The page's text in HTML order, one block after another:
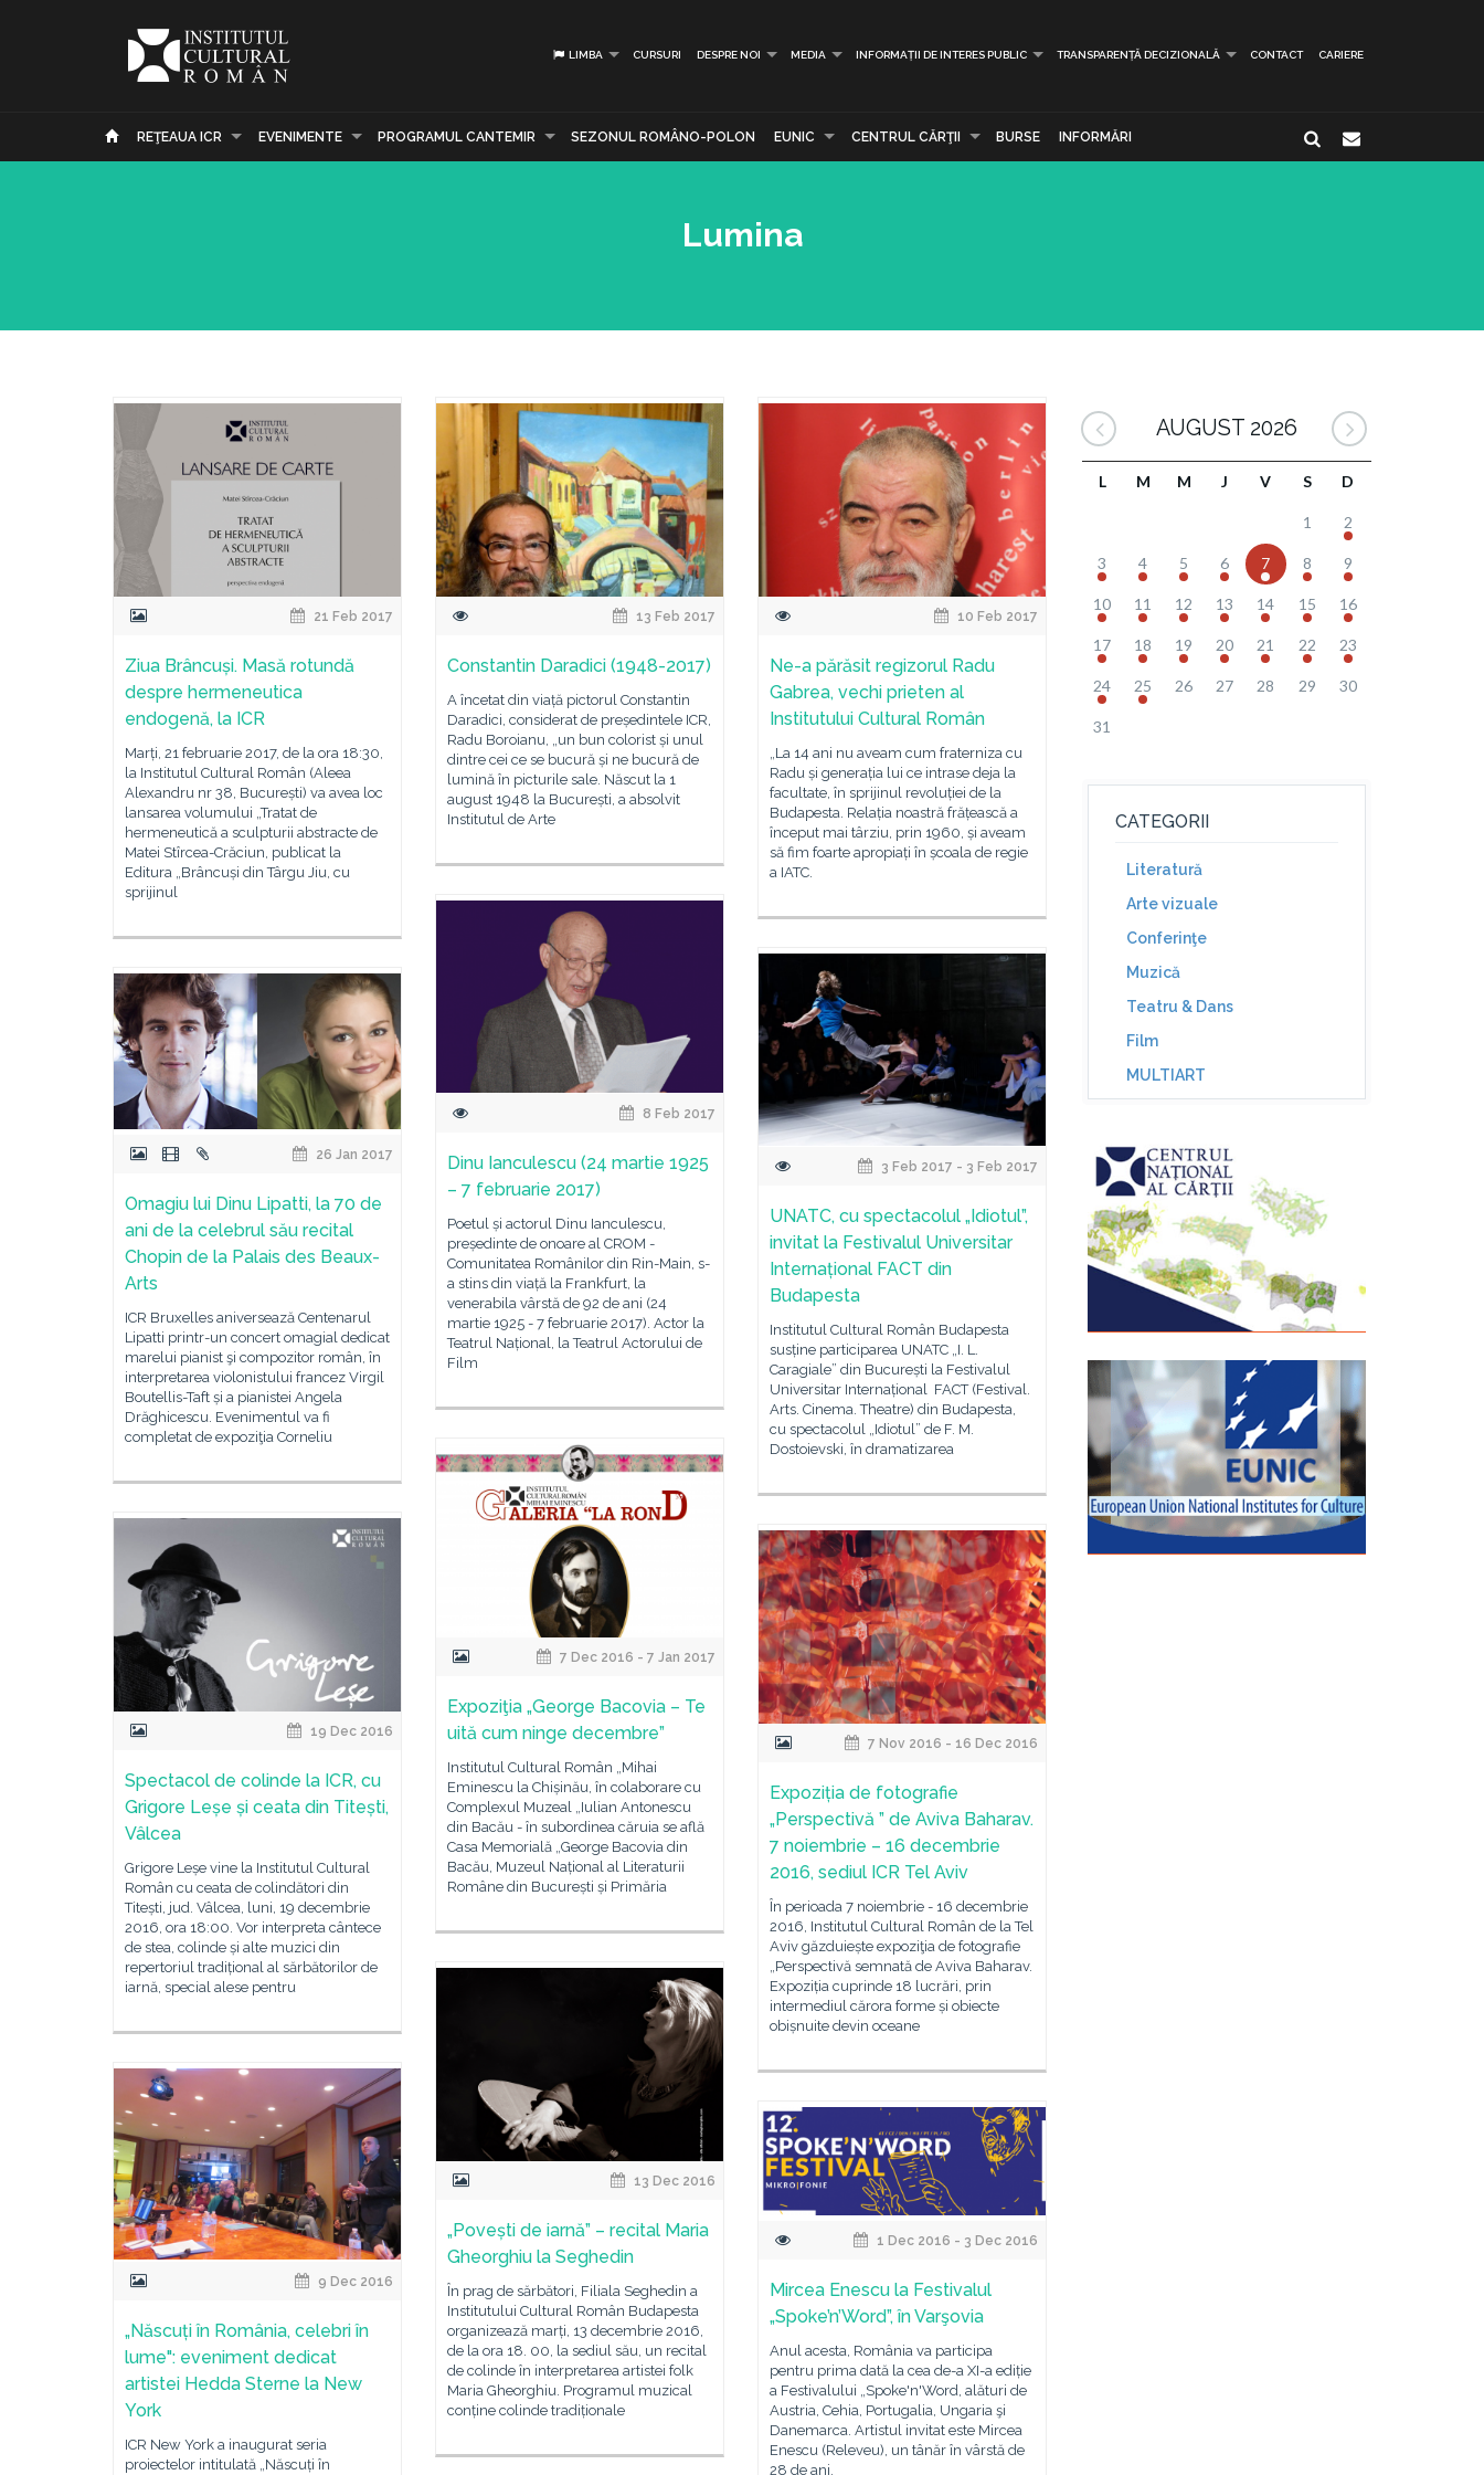
LIMBA CURSURI DESPRE NOI MEDIA INFORMAȚII DE INTERES PUBLIC TRANSPARENȚĂ DECIZIONALĂ CONTACT CARIERE
REŢEAUA ICR EVENIMENTE PROGRAMUL CANTEMIR SEZONUL ROMÂNO-POLON EUNIC CENTRUL CĂRŢII BURSE INFORMĂRI
Lumina
21 Feb 2017
Ziua Brâncuși. Masă rotundă
despre hermeneutica
endogenă, la ICR
Marți, 21 februarie 2017, de la ora 18:30,
la Institutul Cultural Român (Aleea
Alexandru nr 38, București) va avea loc
lansarea volumului „Tratat de
hermeneutică a sculpturii abstracte de
Matei Stîrcea-Crăciun, publicat la
Editura „Brâncuși din Târgu Jiu, cu
sprijinul
13 Feb 2017
Constantin Daradici (1948-2017)
A încetat din viață pictorul Constantin
Daradici, considerat de președintele ICR,
Radu Boroianu, „un bun colorist și unul
dintre cei ce se bucură și ne bucură de
lumină în picturile sale. Născut la 1
august 1948 la București, a absolvit
Institutul de Arte
10 Feb 2017
Ne-a părăsit regizorul Radu
Gabrea, vechi prieten al
Institutului Cultural Român
„La 14 ani nu aveam cum fraterniza cu
Radu și generația lui ce intrase deja la
facultate, în sprijinul revoluției de la
Budapesta. Relația noastră frățească a
început mai târziu, prin 1960, și aveam
să fim foarte apropiați în școala de regie
a IATC.
8 Feb 2017
Dinu Ianculescu (24 martie 1925
– 7 februarie 2017)
Poetul și actorul Dinu Ianculescu,
președinte de onoare al CROM -
Comunitatea Românilor din Rin-Main, s-
a stins din viață la Frankfurt, la
venerabila vârstă de 92 de ani (24
martie 1925 - 7 februarie 2017). Actor la
Teatrul Național, la Teatrul Actorului de
Film
3 Feb 2017 - 3 Feb 2017
UNATC, cu spectacolul „Idiotul”,
invitat la Festivalul Universitar
Internațional FACT din
Budapesta
Institutul Cultural Român Budapesta
susține participarea UNATC „I. L.
Caragiale” din București la Festivalul
Universitar Internațional FACT (Festival.
Arts. Cinema. Theatre) din Budapesta,
cu spectacolul „Idiotul” de F. M.
Dostoievski, în dramatizarea
26 Jan 2017
Omagiu lui Dinu Lipatti, la 70 de
ani de la celebrul său recital
Chopin de la Palais des Beaux-
Arts
ICR Bruxelles aniversează Centenarul
Lipatti printr-un concert omagial dedicat
marelui pianist şi compozitor român, în
interpretarea violonistului francez Virgil
Boutellis-Taft și a pianistei Angela
Drăghicescu. Evenimentul va fi
completat de expoziţia Corneliu
7 Dec 2016 - 7 Jan 2017
Expoziţia „George Bacovia – Te
uită cum ninge decembre”
Institutul Cultural Român „Mihai
Eminescu la Chișinău, în colaborare cu
Complexul Muzeal „Iulian Antonescu
din Bacău - în subordinea căruia se află
Casa Memorială „George Bacovia din
Bacău, Muzeul Național al Literaturii
Române din București și Primăria
19 Dec 2016
Spectacol de colinde la ICR, cu
Grigore Leșe și ceata din Titești,
Vâlcea
Grigore Leșe vine la Institutul Cultural
Român cu ceata de colindători din
Titești, jud. Vâlcea, luni, 19 decembrie
2016, ora 18:00. Vor interpreta cântece
de stea, colinde și alte muzici din
repertoriul tradițional al sărbătorilor de
iarnă, special alese pentru
7 Nov 2016 - 16 Dec 2016
Expoziția de fotografie
„Perspectivă ” de Aviva Baharav.
7 noiembrie – 16 decembrie
2016, sediul ICR Tel Aviv
În perioada 7 noiembrie - 16 decembrie
2016, Institutul Cultural Român de la Tel
Aviv găzduiește expoziţia de fotografie
„Perspectivă semnată de Aviva Baharav.
Expoziția cuprinde 18 lucrări, prin
intermediul cărora forme și obiecte
obișnuite devin oceane
13 Dec 2016
„Povești de iarnă” – recital Maria
Gheorghiu la Seghedin
În prag de sărbători, Filiala Seghedin a
Institutului Cultural Român Budapesta
organizează marți, 13 decembrie 2016,
de la ora 18. 00, la sediul său, un recital
de colinde în interpretarea artistei folk
Maria Gheorghiu. Programul muzical
conține colinde tradiționale
9 Dec 2016
„Născuți în România, celebri în
lume": eveniment dedicat
artistei Hedda Sterne la New
York
ICR New York a inaugurat seria
proiectelor intitulată „Născuți în
1 Dec 2016 - 3 Dec 2016
Mircea Enescu la Festivalul
„Spoke’n’Word”, în Varşovia
Anul acesta, România va participa
pentru prima dată la cea de-a XI-a ediție
a Festivalului „Spoke'n'Word, alături de
Austria, Cehia, Portugalia, Ungaria şi
Danemarca. Artistul invitat este Mircea
Enescu (Releveu), un tânăr în vârstă de
28 de ani,
AUGUST 2026
L M M J V S D
1 2
3 4 5 6 7 8 9
10 11 12 13 14 15 16
17 18 19 20 21 22 23
24 25 26 27 28 29 30
31
CATEGORII
Literatură
Arte vizuale
Conferinţe
Muzică
Teatru & Dans
Film
MULTIART